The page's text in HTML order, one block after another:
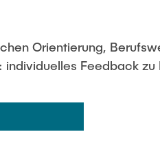
Orientierung,
Feedback